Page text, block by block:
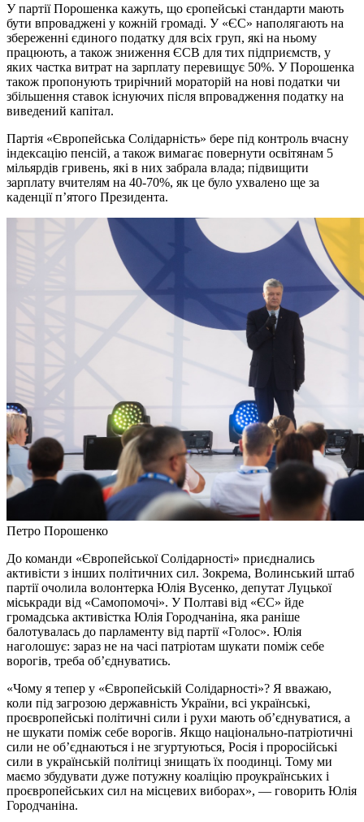
У партії Порошенка кажуть, що єропейські стандарти мають
бути впроваджені у кожній громаді. У «ЄС» наполягають на
збереженні єдиного податку для всіх груп, які на ньому
працюють, а також зниження ЄСВ для тих підприємств, у
яких частка витрат на зарплату перевищує 50%. У Порошенка
також пропонують трирічний мораторій на нові податки чи
збільшення ставок існуючих після впровадження податку на
виведений капітал.
Партія «Європейська Солідарність» бере під контроль вчасну
індексацію пенсій, а також вимагає повернути освітянам 5
мільярдів гривень, які в них забрала влада; підвищити
зарплату вчителям на 40-70%, як це було ухвалено ще за
каденції п’ятого Президента.
Петро Порошенко
До команди «Європейської Солідарності» приєднались
активісти з інших політичних сил. Зокрема, Волинський штаб
партії очолила волонтерка Юлія Вусенко, депутат Луцької
міськради від «Самопомочі». У Полтаві від «ЄС» йде
громадська активістка Юлія Городчаніна, яка раніше
балотувалась до парламенту від партії «Голос». Юлія
наголошує: зараз не на часі патріотам шукати поміж себе
ворогів, треба об’єднуватись.
«Чому я тепер у «Європейській Солідарності»? Я вважаю,
коли під загрозою державність України, всі українські,
проєвропейські політичні сили і рухи мають об’єднуватися, а
не шукати поміж себе ворогів. Якщо національно-патріотичні
сили не об’єднаються і не згуртуються, Росія і проросійські
сили в українській політиці знищать їх поодинці. Тому ми
маємо збудувати дуже потужну коаліцію проукраїнських і
проєвропейських сил на місцевих виборах», — говорить Юлія
Городчаніна.